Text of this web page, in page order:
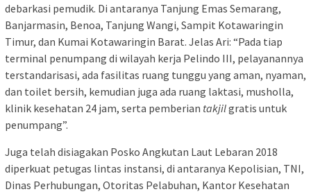
debarkasi pemudik. Di antaranya Tanjung Emas Semarang,
Banjarmasin, Benoa, Tanjung Wangi, Sampit Kotawaringin
Timur, dan Kumai Kotawaringin Barat. Jelas Ari: “Pada tiap
terminal penumpang di wilayah kerja Pelindo III, pelayanannya
terstandarisasi, ada fasilitas ruang tunggu yang aman, nyaman,
dan toilet bersih, kemudian juga ada ruang laktasi, musholla,
klinik kesehatan 24 jam, serta pemberian takjilgratis untuk
penumpang”.
Juga telah disiagakan Posko Angkutan Laut Lebaran 2018
diperkuat petugas lintas instansi, di antaranya Kepolisian, TNI,
Dinas Perhubungan, Otoritas Pelabuhan, Kantor Kesehatan